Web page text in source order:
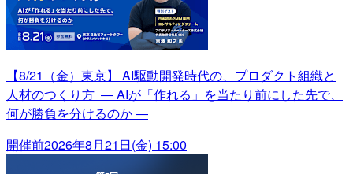
【8/21（金）東京】 AI駆動開発時代の、プロダクト組織と
人材のつくり方 ― AIが「作れる」を当たり前にした先で、
何が勝負を分けるのか ―
開催前2026年8月21日(金) 15:00